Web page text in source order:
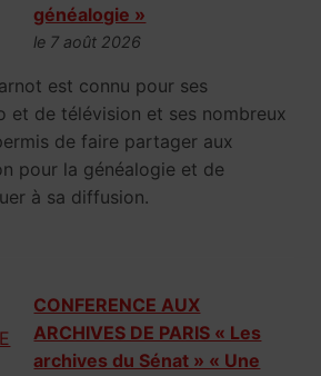
généalogie »
le 7 août 2026
est connu pour ses
et de télévision et ses nombreux
de faire partager aux
pour la généalogie et de
à sa diffusion.
CONFERENCE AUX
ARCHIVES DE PARIS « Les
archives du Sénat » « Une